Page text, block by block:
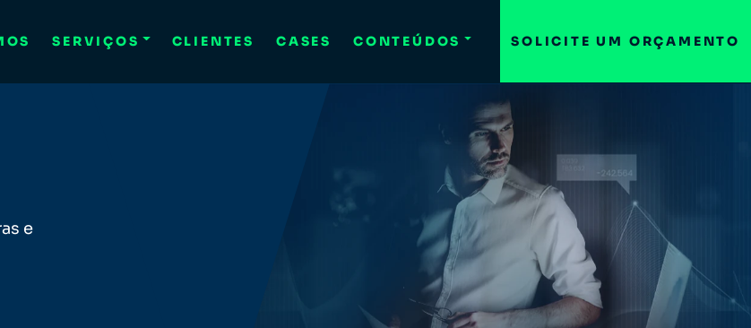
SERVIÇOS CLIENTES CASES CONTEÚDOS SOLICITE UM ORÇAMENTO
e